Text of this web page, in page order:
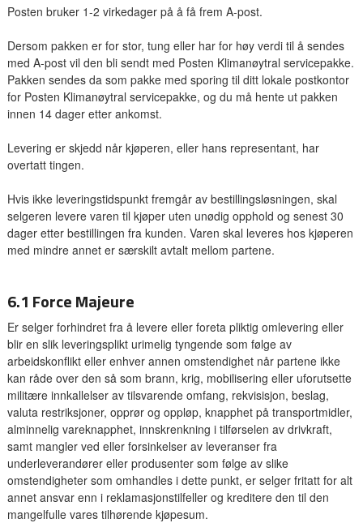
Posten bruker 1-2 virkedager på å få frem A-post.
Dersom pakken er for stor, tung eller har for høy verdi til å sendes
med A-post vil den bli sendt med Posten Klimanøytral servicepakke.
Pakken sendes da som pakke med sporing til ditt lokale postkontor
for Posten Klimanøytral servicepakke, og du må hente ut pakken
innen 14 dager etter ankomst.
Levering er skjedd når kjøperen, eller hans representant, har
overtatt tingen.
Hvis ikke leveringstidspunkt fremgår av bestillingsløsningen, skal
selgeren levere varen til kjøper uten unødig opphold og senest 30
dager etter bestillingen fra kunden. Varen skal leveres hos kjøperen
med mindre annet er særskilt avtalt mellom partene.
6.1 Force Majeure
Er selger forhindret fra å levere eller foreta pliktig omlevering eller
blir en slik leveringsplikt urimelig tyngende som følge av
arbeidskonflikt eller enhver annen omstendighet når partene ikke
kan råde over den så som brann, krig, mobilisering eller uforutsette
militære innkallelser av tilsvarende omfang, rekvisisjon, beslag,
valuta restriksjoner, opprør og oppløp, knapphet på transportmidler,
alminnelig vareknapphet, innskrenkning i tilførselen av drivkraft,
samt mangler ved eller forsinkelser av leveranser fra
underleverandører eller produsenter som følge av slike
omstendigheter som omhandles i dette punkt, er selger fritatt for alt
annet ansvar enn i reklamasjonstilfeller og kreditere den til den
mangelfulle vares tilhørende kjøpesum.